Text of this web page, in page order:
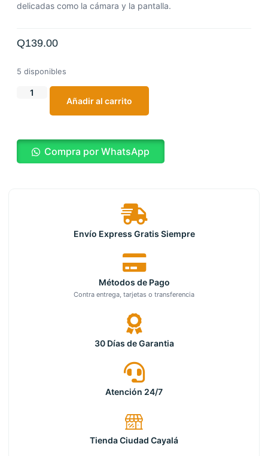
delicadas como la cámara y la pantalla.
Q139.00
5 disponibles
Añadir al carrito
Compra por WhatsApp
Envío Express Gratis Siempre
Métodos de Pago
Contra entrega, tarjetas o transferencia
30 Días de Garantia
Atención 24/7
Tienda Ciudad Cayalá